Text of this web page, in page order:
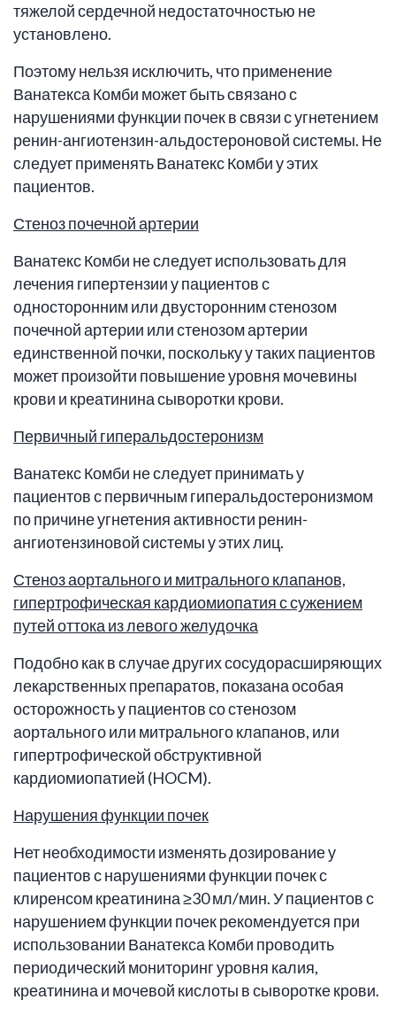
тяжелой сердечной недостаточностью не
установлено.
Поэтому нельзя исключить, что применение
Ванатекса Комби может быть связано с
нарушениями функции почек в связи с угнетением
ренин-ангиотензин-альдостероновой системы. Не
следует применять Ванатекс Комби у этих
пациентов.
Стеноз почечной артерии
Ванатекс Комби не следует использовать для
лечения гипертензии у пациентов с
односторонним или двусторонним стенозом
почечной артерии или стенозом артерии
единственной почки, поскольку у таких пациентов
может произойти повышение уровня мочевины
крови и креатинина сыворотки крови.
Первичный гиперальдостеронизм
Ванатекс Комби не следует принимать у
пациентов с первичным гиперальдостеронизмом
по причине угнетения активности ренин-
ангиотензиновой системы у этих лиц.
Стеноз аортального и митрального клапанов,
гипертрофическая кардиомиопатия с сужением
путей оттока из левого желудочка
Подобно как в случае других сосудорасширяющих
лекарственных препаратов, показана особая
осторожность у пациентов со стенозом
аортального или митрального клапанов, или
гипертрофической обструктивной
кардиомиопатией (HOCM).
Нарушения функции почек
Нет необходимости изменять дозирование у
пациентов с нарушениями функции почек с
клиренсом креатинина ≥30 мл/мин. У пациентов с
нарушением функции почек рекомендуется при
использовании Ванатекса Комби проводить
периодический мониторинг уровня калия,
креатинина и мочевой кислоты в сыворотке крови.